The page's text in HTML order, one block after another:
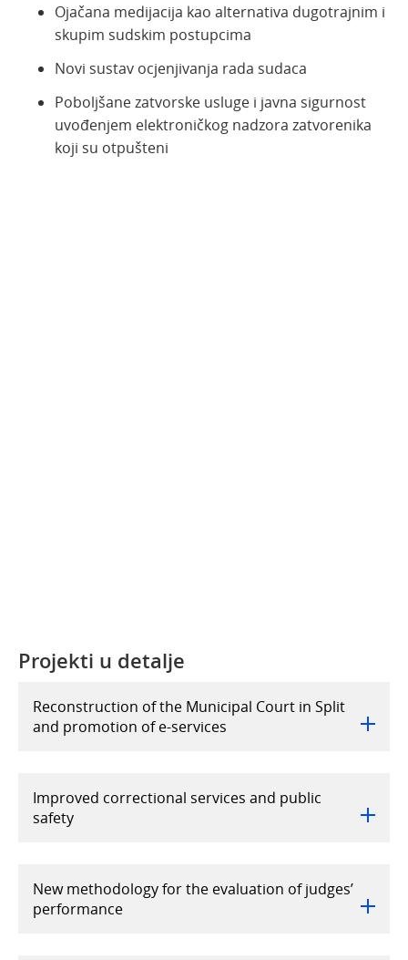
Ojačana medijacija kao alternativa dugotrajnim i
skupim sudskim postupcima
Novi sustav ocjenjivanja rada sudaca
Poboljšane zatvorske usluge i javna sigurnost
uvođenjem elektroničkog nadzora zatvorenika
koji su otpušteni
Projekti u detalje
Reconstruction of the Municipal Court in Split
and promotion of e-services
Improved correctional services and public
safety
New methodology for the evaluation of judges’
performance